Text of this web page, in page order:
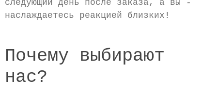
следующий день после заказа, а вы -
наслаждаетесь реакцией близких!
Почему выбирают
нас?